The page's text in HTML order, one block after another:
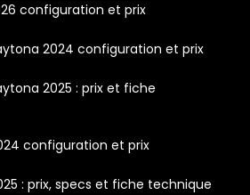
configuration et prix
2024 configuration et prix
2025 : prix et fiche
configuration et prix
: prix, specs et fiche technique